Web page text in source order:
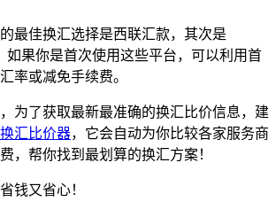
最佳换汇选择是西联汇款，其次是
如果你是首次使用这些平台，可以利用首
率或减免手续费。
为了获取最新最准确的换汇比价信息，建
汇比价器，它会自动为你比较各家服务商
，帮你找到最划算的换汇方案！
钱又省心！